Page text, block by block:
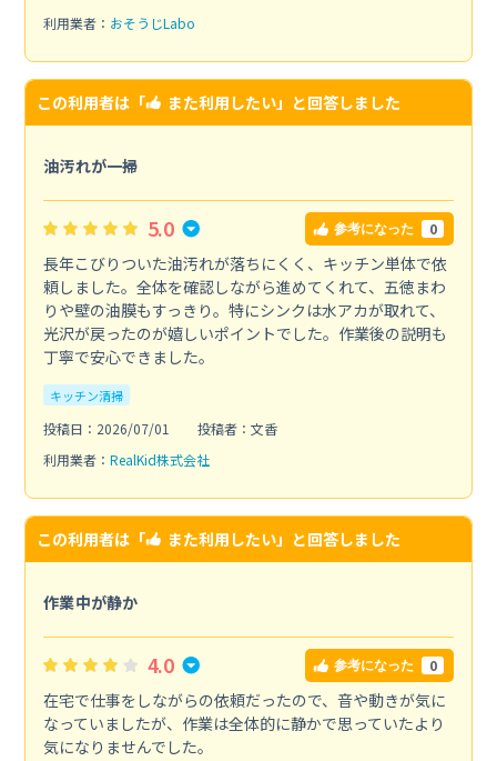
利用業者： おそうじLabo
この利用者は「 また利用したい」と回答しました
油汚れが一掃
5.0 参考になった 0
長年こびりついた油汚れが落ちにくく、キッチン単体で依
頼しました。全体を確認しながら進めてくれて、五徳まわ
りや壁の油膜もすっきり。特にシンクは水アカが取れて、
光沢が戻ったのが嬉しいポイントでした。作業後の説明も
丁寧で安心できました。
キッチン清掃
投稿日：2026/07/01
投稿者：文香
利用業者： RealKid株式会社
この利用者は「 また利用したい」と回答しました
作業中が静か
4.0 参考になった 0
在宅で仕事をしながらの依頼だったので、音や動きが気に
なっていましたが、作業は全体的に静かで思っていたより
気になりませんでした。